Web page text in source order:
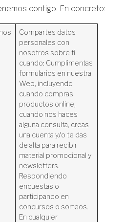
contigo. En concreto:
Compartes datos
personales con
nosotros sobre ti
cuando: Cumplimentas
formularios en nuestra
Web, incluyendo
cuando compras
productos online,
cuando nos haces
alguna consulta, creas
una cuenta y/o te das
de alta para recibir
material promocional y
newsletters.
Respondiendo
encuestas o
participando en
concursos o sorteos.
En cualquier